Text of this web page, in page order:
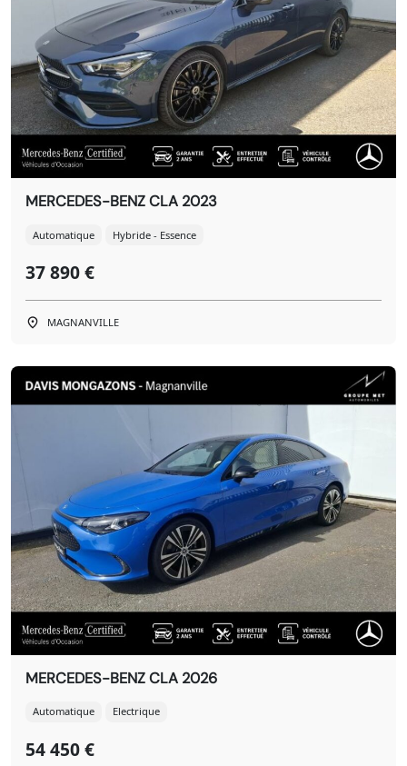
MERCEDES-BENZ CLA 2023
Automatique Hybride - Essence
37 890 €
MAGNANVILLE
MERCEDES-BENZ CLA 2026
Automatique Electrique
54 450 €